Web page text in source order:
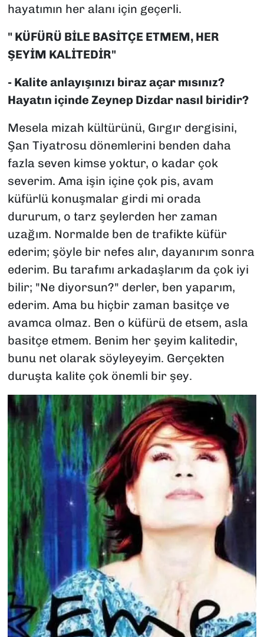
hayatımın her alanı için geçerli.
" KÜFÜRÜ BİLE BASİTÇE ETMEM, HER
ŞEYİM KALİTEDİR"
- Kalite anlayışınızı biraz açar mısınız?
Hayatın içinde Zeynep Dizdar nasıl biridir?
Mesela mizah kültürünü, Gırgırdergisini,
Şan Tiyatrosu dönemlerini benden daha
fazla seven kimse yoktur, o kadar çok
severim. Ama işin içine çok pis, avam
küfürlü konuşmalar girdi mi orada
dururum, o tarz şeylerden her zaman
uzağım. Normalde ben de trafikte küfür
ederim; şöyle bir nefes alır, dayanırım sonra
ederim. Bu tarafımı arkadaşlarım da çok iyi
bilir; "Ne diyorsun?" derler, ben yaparım,
ederim. Ama bu hiçbir zaman basitçe ve
avamca olmaz. Ben o küfürü de etsem, asla
basitçe etmem. Benim her şeyim kalitedir,
bunu net olarak söyleyeyim. Gerçekten
duruşta kalite çok önemli bir şey.